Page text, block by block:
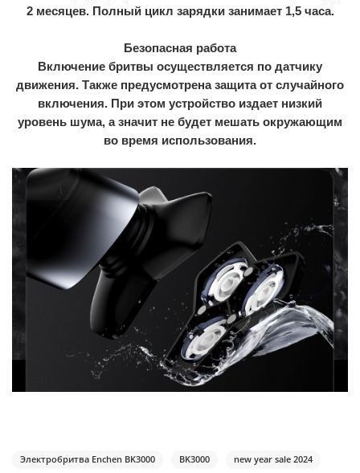
2 месяцев. Полный цикл зарядки занимает 1,5 часа.
Безопасная работа
Включение бритвы осуществляется по датчику
движения. Также предусмотрена защита от случайного
включения. При этом устройство издает низкий
уровень шума, а значит не будет мешать окружающим
во время использования.
Электробритва Enchen BK3000 BK3000 new year sale 2024